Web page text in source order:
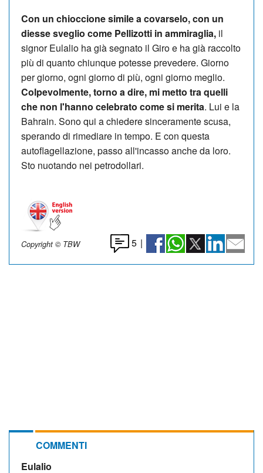
Con un chioccione simile a covarselo, con un
diesse sveglio come Pellizotti in ammiraglia, il
signor Eulalio ha già segnato il Giro e ha già raccolto
più di quanto chiunque potesse prevedere. Giorno
per giorno, ogni giorno di più, ogni giorno meglio.
Colpevolmente, torno a dire, mi metto tra quelli
che non l'hanno celebrato come si merita. Lui e la
Bahrain. Sono qui a chiedere sinceramente scusa,
sperando di rimediare in tempo. E con questa
autoflagellazione, passo all'incasso anche da loro.
Sto nuotando nei petrodollari.
Copyright © TBW 5 |
COMMENTI
Eulalio